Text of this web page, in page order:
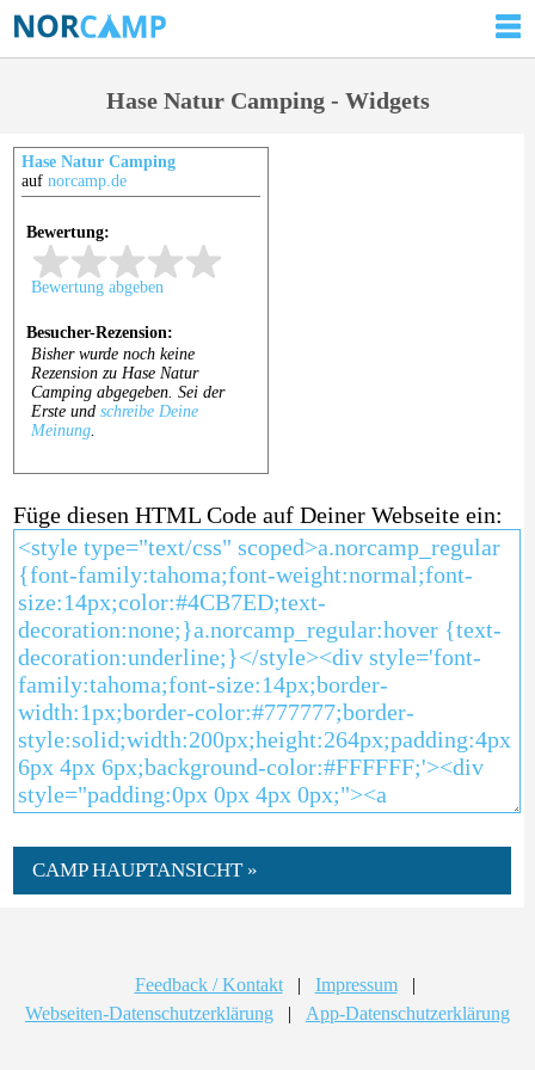
Hase Natur Camping - Widgets
Hase Natur Camping
auf norcamp.de
Füge diesen HTML Code auf Deiner Webseite ein:
CAMP HAUPTANSICHT »
Feedback / Kontakt | Impressum
|
Webseiten-Datenschutzerklärung
| App-Datenschutzerklärung